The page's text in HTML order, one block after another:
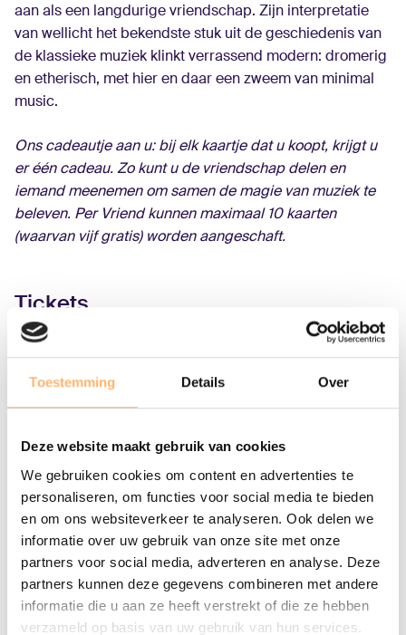
Toestemming Details Over
Deze website maakt gebruik van cookies
We gebruiken cookies om content en advertenties te
personaliseren, om functies voor social media te bieden
en om ons websiteverkeer te analyseren. Ook delen we
informatie over uw gebruik van onze site met onze
partners voor social media, adverteren en analyse. Deze
partners kunnen deze gegevens combineren met andere
informatie die u aan ze heeft verstrekt of die ze hebben
verzameld op basis van uw gebruik van hun services.
aan als een langdurige vriendschap. Zijn interpretatie
van wellicht het bekendste stuk uit de geschiedenis van
de klassieke muziek klinkt verrassend modern: dromerig
en etherisch, met hier en daar een zweem van minimal
music.
Ons cadeautje aan u: bij elk kaartje dat u koopt, krijgt u
er één cadeau. Zo kunt u de vriendschap delen en
iemand meenemen om samen de magie van muziek te
beleven. Per Vriend kunnen maximaal 10 kaarten
(waarvan vijf gratis) worden aangeschaft.
Tickets
Concertvrienden Actieprijs - € 62,50
Standaard - € 62,50
Tickets bestellen
Gerelateerde concerten